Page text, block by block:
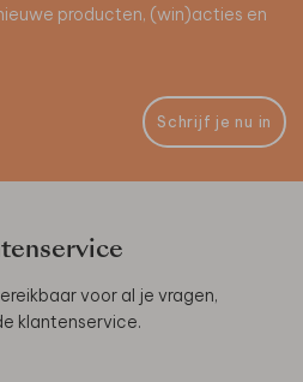
producten, (win)acties en
Schrijf je nu in
voor al je vragen,
klantenservice.